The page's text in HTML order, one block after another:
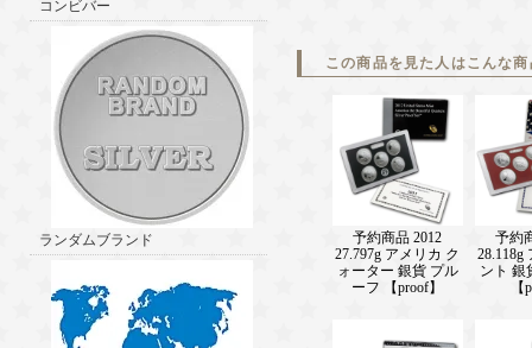
コンビバー
ランダムブランド
この商品を見た人はこんな
予約商品 2012
27.797g アメリカ ク
ォーター 銀貨 プル
ーフ 【proof】
予約
28.118g
ント 銀